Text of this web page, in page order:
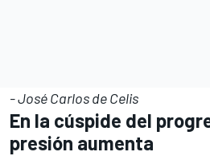
- José Carlos de Celis
En la cúspide del
presión aumenta